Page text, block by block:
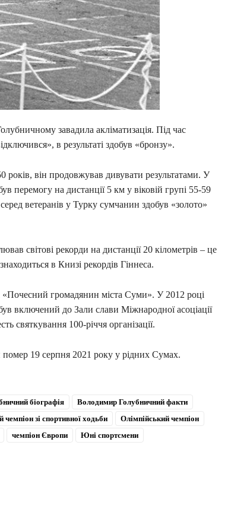
завадила акліматизація. Під час
в результаті здобув «бронзу».
він продовжував дивувати результатами. У
перемогу на дистанції 5 км у віковій групі 55-59
ветеранів у Турку сумчанин здобув «золото»
світові рекорди на дистанції 20 кілометрів – це
в Книзі рекордів Гіннеса.
громадянин міста Суми». У 2012 році
включений до Зали слави Міжнародної асоціації
святкування 100-річчя організації.
помер 19 серпня 2021 року у рідних Сумах.
біографія
Володимир Голубничний факти
чемпіон зі спортивної ходьби
Олімпійський чемпіон
чемпіон Європи Юні спортсмени